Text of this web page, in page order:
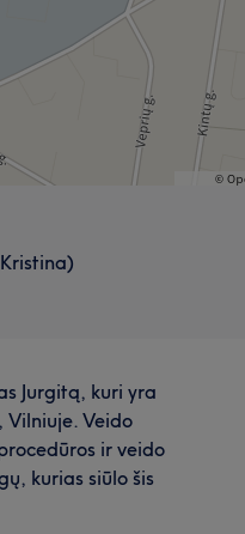
Jurgitą, kuri yra
Vilniuje. Veido
ir veido
kurias siūlo šis